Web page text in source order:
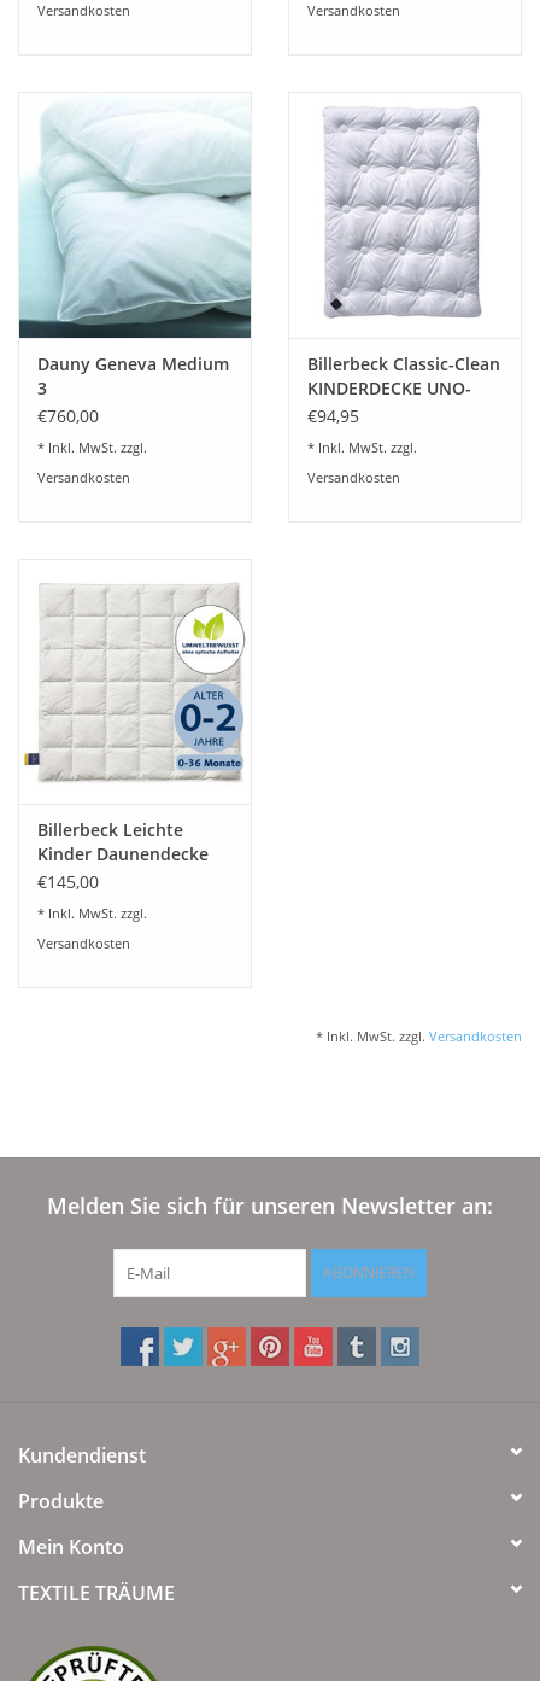
Versandkosten
Versandkosten
Dauny Geneva Medium
3
€760,00
* Inkl. MwSt. zzgl.
Versandkosten
Billerbeck Classic-Clean
KINDERDECKE UNO-
Charmant 926
€94,95
* Inkl. MwSt. zzgl.
Versandkosten
Billerbeck Leichte
Kinder Daunendecke
NENA - light
€145,00
* Inkl. MwSt. zzgl.
Versandkosten
* Inkl. MwSt. zzgl. Versandkosten
Melden Sie sich für unseren Newsletter an:
ABONNIEREN
Kundendienst
Produkte
Mein Konto
TEXTILE TRÄUME